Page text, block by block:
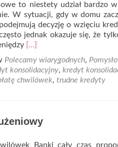
to niestety udział bardzo
W sytuacji, gdy w domu
decyzję o wzięciu
jednak okazuje się, że
Read
about
Konsolidacja
chwilówek
na
problemów
[…]
Polecamy wiarygodnych,
konsolidacyjny, kredyt
chwilówek, trudne kredyty
Banki cały czas